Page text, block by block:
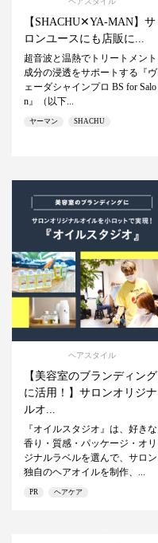
【SHACHU✕YA-MAN】サ
ロンユースにも店販に...
超音波と温熱でトリートメント
成分の浸透をサポートする『ヴ
ェーダシャインプロ BS for Salo
n』（以下...
ヤーマン SHACHU
ヘアスタイル
【美容室のブランディング
に活用！】サロンオリジナ
ルオ...
『オイルスタジオ』は、好きな
香り・質感・パッケージ・オリ
ジナルラベルを選んで、サロン
独自のヘアオイルを制作、...
PR ヘアケア